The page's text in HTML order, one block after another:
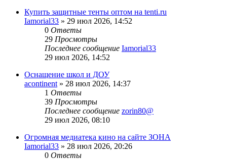
Купить защитные тенты оптом на tenti.ru
Iamorial33 » 29 июл 2026, 14:52
0 Ответы
29 Просмотры
Последнее сообщение Iamorial33
29 июл 2026, 14:52
Оснащение школ и ДОУ
acontinent » 28 июл 2026, 14:37
1 Ответы
39 Просмотры
Последнее сообщение zorin80@
29 июл 2026, 08:10
Огромная медиатека кино на сайте ЗОНА
Iamorial33 » 28 июл 2026, 20:26
0 Ответы